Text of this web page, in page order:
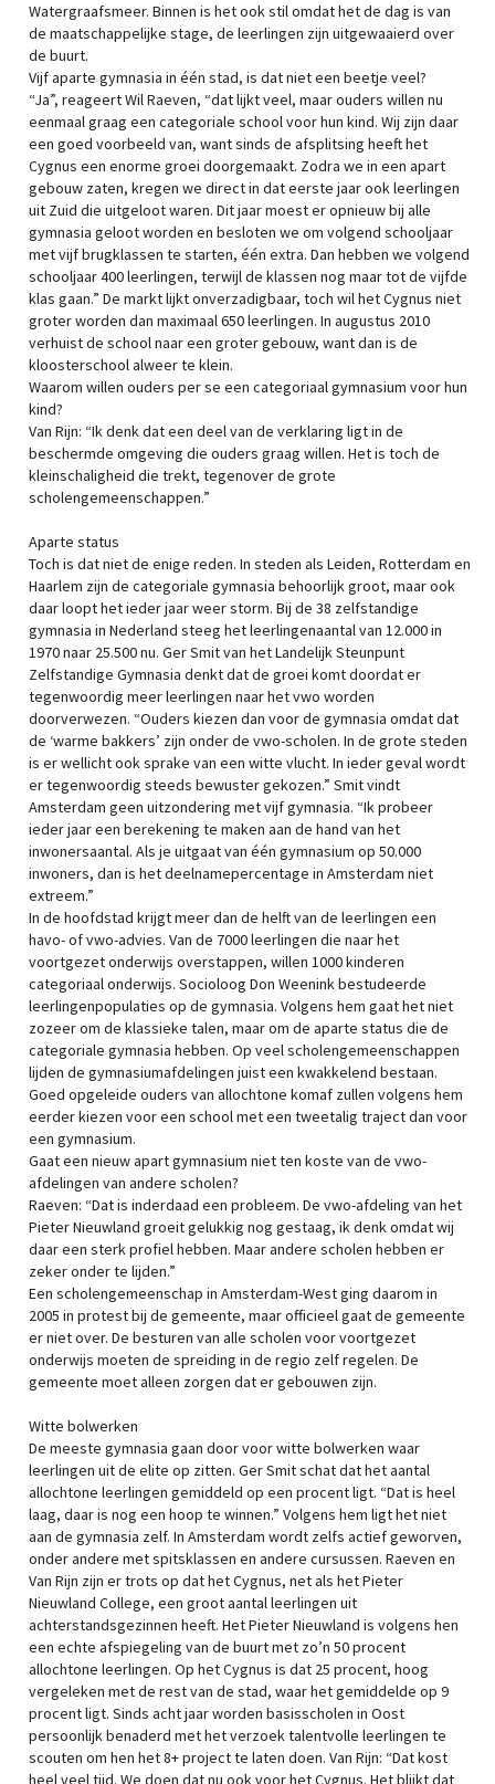
Watergraafsmeer. Binnen is het ook stil omdat het de dag is van
de maatschappelijke stage, de leerlingen zijn uitgewaaierd over
de buurt.
Vijf aparte gymnasia in één stad, is dat niet een beetje veel?
“Ja”, reageert Wil Raeven, “dat lijkt veel, maar ouders willen nu
eenmaal graag een categoriale school voor hun kind. Wij zijn daar
een goed voorbeeld van, want sinds de afsplitsing heeft het
Cygnus een enorme groei doorgemaakt. Zodra we in een apart
gebouw zaten, kregen we direct in dat eerste jaar ook leerlingen
uit Zuid die uitgeloot waren. Dit jaar moest er opnieuw bij alle
gymnasia geloot worden en besloten we om volgend schooljaar
met vijf brugklassen te starten, één extra. Dan hebben we volgend
schooljaar 400 leerlingen, terwijl de klassen nog maar tot de vijfde
klas gaan.” De markt lijkt onverzadigbaar, toch wil het Cygnus niet
groter worden dan maximaal 650 leerlingen. In augustus 2010
verhuist de school naar een groter gebouw, want dan is de
kloosterschool alweer te klein.
Waarom willen ouders per se een categoriaal gymnasium voor hun
kind?
Van Rijn: “Ik denk dat een deel van de verklaring ligt in de
beschermde omgeving die ouders graag willen. Het is toch de
kleinschaligheid die trekt, tegenover de grote
scholengemeenschappen.”
Aparte status
Toch is dat niet de enige reden. In steden als Leiden, Rotterdam en
Haarlem zijn de categoriale gymnasia behoorlijk groot, maar ook
daar loopt het ieder jaar weer storm. Bij de 38 zelfstandige
gymnasia in Nederland steeg het leerlingenaantal van 12.000 in
1970 naar 25.500 nu. Ger Smit van het Landelijk Steunpunt
Zelfstandige Gymnasia denkt dat de groei komt doordat er
tegenwoordig meer leerlingen naar het vwo worden
doorverwezen. “Ouders kiezen dan voor de gymnasia omdat dat
de ‘warme bakkers’ zijn onder de vwo-scholen. In de grote steden
is er wellicht ook sprake van een witte vlucht. In ieder geval wordt
er tegenwoordig steeds bewuster gekozen.” Smit vindt
Amsterdam geen uitzondering met vijf gymnasia. “Ik probeer
ieder jaar een berekening te maken aan de hand van het
inwonersaantal. Als je uitgaat van één gymnasium op 50.000
inwoners, dan is het deelnamepercentage in Amsterdam niet
extreem.”
In de hoofdstad krijgt meer dan de helft van de leerlingen een
havo- of vwo-advies. Van de 7000 leerlingen die naar het
voortgezet onderwijs overstappen, willen 1000 kinderen
categoriaal onderwijs. Socioloog Don Weenink bestudeerde
leerlingenpopulaties op de gymnasia. Volgens hem gaat het niet
zozeer om de klassieke talen, maar om de aparte status die de
categoriale gymnasia hebben. Op veel scholengemeenschappen
lijden de gymnasiumafdelingen juist een kwakkelend bestaan.
Goed opgeleide ouders van allochtone komaf zullen volgens hem
eerder kiezen voor een school met een tweetalig traject dan voor
een gymnasium.
Gaat een nieuw apart gymnasium niet ten koste van de vwo-
afdelingen van andere scholen?
Raeven: “Dat is inderdaad een probleem. De vwo-afdeling van het
Pieter Nieuwland groeit gelukkig nog gestaag, ik denk omdat wij
daar een sterk profiel hebben. Maar andere scholen hebben er
zeker onder te lijden.”
Een scholengemeenschap in Amsterdam-West ging daarom in
2005 in protest bij de gemeente, maar officieel gaat de gemeente
er niet over. De besturen van alle scholen voor voortgezet
onderwijs moeten de spreiding in de regio zelf regelen. De
gemeente moet alleen zorgen dat er gebouwen zijn.
Witte bolwerken
De meeste gymnasia gaan door voor witte bolwerken waar
leerlingen uit de elite op zitten. Ger Smit schat dat het aantal
allochtone leerlingen gemiddeld op een procent ligt. “Dat is heel
laag, daar is nog een hoop te winnen.” Volgens hem ligt het niet
aan de gymnasia zelf. In Amsterdam wordt zelfs actief geworven,
onder andere met spitsklassen en andere cursussen. Raeven en
Van Rijn zijn er trots op dat het Cygnus, net als het Pieter
Nieuwland College, een groot aantal leerlingen uit
achterstandsgezinnen heeft. Het Pieter Nieuwland is volgens hen
een echte afspiegeling van de buurt met zo’n 50 procent
allochtone leerlingen. Op het Cygnus is dat 25 procent, hoog
vergeleken met de rest van de stad, waar het gemiddelde op 9
procent ligt. Sinds acht jaar worden basisscholen in Oost
persoonlijk benaderd met het verzoek talentvolle leerlingen te
scouten om hen het 8+ project te laten doen. Van Rijn: “Dat kost
heel veel tijd. We doen dat nu ook voor het Cygnus. Het blijkt dat